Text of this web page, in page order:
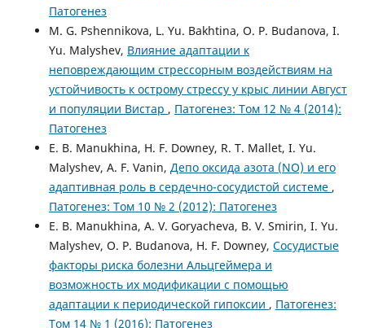
Патогенез
M. G. Pshennikova, L. Yu. Bakhtina, O. P. Budanova, I.
Yu. Malyshev, Влияние адаптации к
неповреждающим стрессорным воздействиям на
устойчивость к острому стрессу у крыс линии Август
и популяции Вистар , Патогенез: Том 12 № 4 (2014):
Патогенез
E. B. Manukhina, H. F. Downey, R. T. Mallet, I. Yu.
Malyshev, A. F. Vanin, Депо оксида азота (NO) и его
адаптивная роль в сердечно-сосудистой системе ,
Патогенез: Том 10 № 2 (2012): Патогенез
E. B. Manukhina, A. V. Goryacheva, B. V. Smirin, I. Yu.
Malyshev, O. P. Budanova, H. F. Downey, Сосудистые
факторы риска болезни Альцгеймера и
возможность их модификации с помощью
адаптации к периодической гипоксии , Патогенез:
Том 14 № 1 (2016): Патогенез